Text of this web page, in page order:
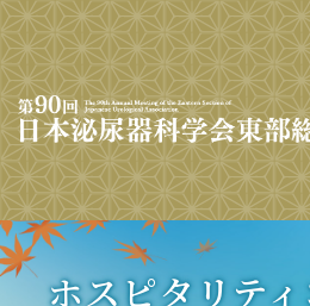
ホスピタリテ